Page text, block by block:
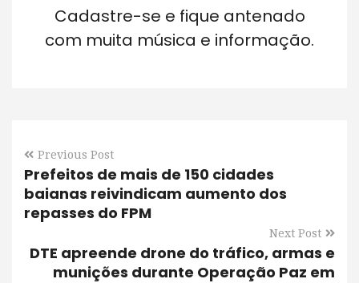
Cadastre-se e fique antenado
com muita música e informação.
Previous Post
Prefeitos de mais de 150 cidades
baianas reivindicam aumento dos
repasses do FPM
Next Post
DTE apreende drone do tráfico, armas e
munições durante Operação Paz em